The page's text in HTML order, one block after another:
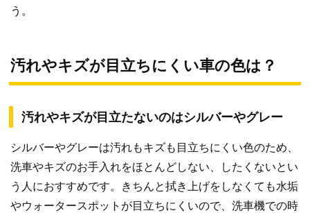
う。
汚れやキズが目立ちにくい車の色は？
汚れやキズが目立たないのはシルバーやグレー
シルバーやグレーは汚れもキズも目立ちにくい色のため、
洗車やキズのお手入れをほとんどしない、したくないとい
う人におすすめです。きちんと拭き上げをしなくても水垢
やウォータースポットが目立ちにくいので、洗車機での時